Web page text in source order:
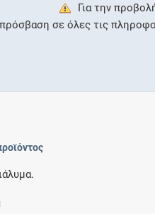
ενός
Για την
σε όλες τις